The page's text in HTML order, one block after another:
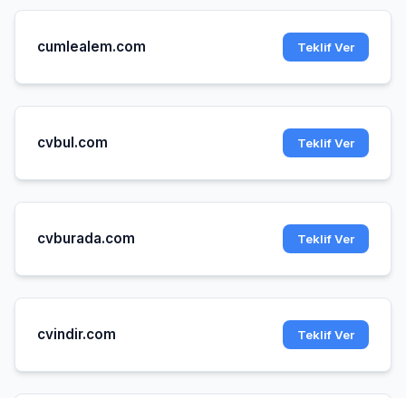
cumlealem.com Teklif Ver
cvbul.com Teklif Ver
cvburada.com Teklif Ver
cvindir.com Teklif Ver